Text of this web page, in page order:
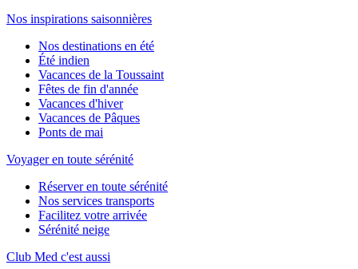
Nos inspirations saisonnières
Nos destinations en été
Été indien
Vacances de la Toussaint
Fêtes de fin d'année
Vacances d'hiver
Vacances de Pâques
Ponts de mai
Voyager en toute sérénité
Réserver en toute sérénité
Nos services transports
Facilitez votre arrivée
Sérénité neige
Club Med c'est aussi